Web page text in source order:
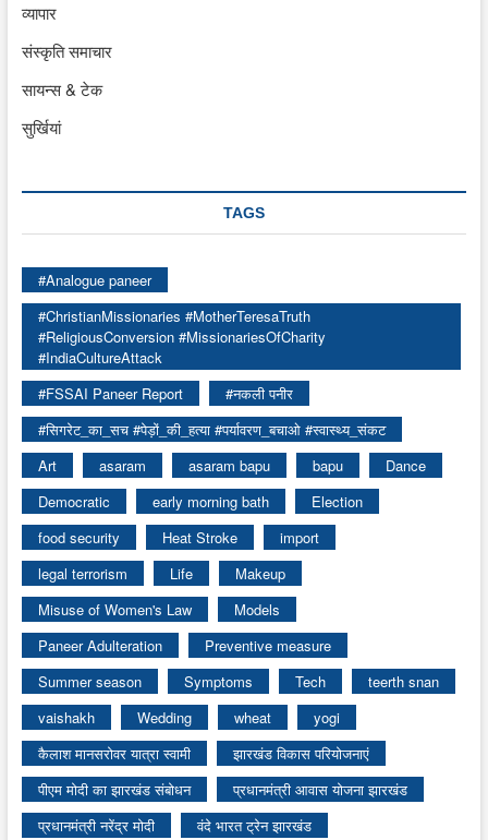
व्यापार
संस्कृति समाचार
सायन्स & टेक
सुर्खियां
TAGS
#Analogue paneer
#ChristianMissionaries #MotherTeresaTruth
#ReligiousConversion #MissionariesOfCharity
#IndiaCultureAttack
#FSSAI Paneer Report
#नकली पनीर
#सिगरेट_का_सच #पेड़ों_की_हत्या #पर्यावरण_बचाओ #स्वास्थ्य_संकट
Art
asaram asaram bapu bapu
Dance
Democratic
early morning bath
Election
food security
Heat Stroke
import
legal terrorism
Life
Makeup
Misuse of Women's Law
Models
Paneer Adulteration
Preventive measure
Summer season
Symptoms Tech
teerth snan
vaishakh
Wedding wheat
yogi
कैलाश मानसरोवर यात्रा स्वामी
झारखंड विकास परियोजनाएं
पीएम मोदी का झारखंड संबोधन
प्रधानमंत्री आवास योजना झारखंड
प्रधानमंत्री नरेंद्र मोदी
वंदे भारत ट्रेन झारखंड